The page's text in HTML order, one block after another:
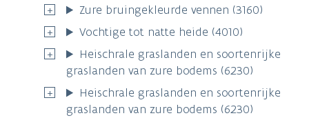
Zure bruingekleurde vennen (3160)
Vochtige tot natte heide (4010)
Heischrale graslanden en soortenrijke
graslanden van zure bodems (6230)
Heischrale graslanden en soortenrijke
graslanden van zure bodems (6230)